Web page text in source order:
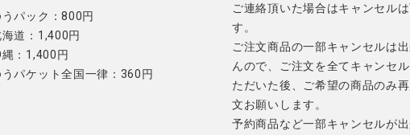
うパック：800円
道：1,400円
縄：1,400円
うパケット全国一律：360円
ご連絡頂いた場合はキャンセル
す。
ご注文商品の一部キャンセルは
んので、ご注文を全てキャンセ
ただいた後、ご希望の商品のみ
文お願いします。
予約商品など一部キャンセルが